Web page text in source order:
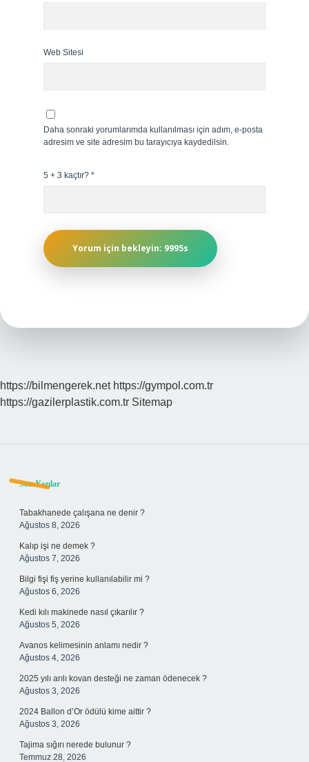
Web Sitesi
Daha sonraki yorumlarımda kullanılması için adım, e-posta
adresim ve site adresim bu tarayıcıya kaydedilsin.
5 + 3 kaçtır? *
https://bilmengerek.net https://gympol.com.tr
https://gazilerplastik.com.tr Sitemap
Sidebar
Son Yazılar
Tabakhanede çalışana ne denir ?
Ağustos 8, 2026
Kalıp işi ne demek ?
Ağustos 7, 2026
Bilgi fişi fiş yerine kullanılabilir mi ?
Ağustos 6, 2026
Kedi kılı makinede nasıl çıkarılır ?
Ağustos 5, 2026
Avanos kelimesinin anlamı nedir ?
Ağustos 4, 2026
2025 yılı arılı kovan desteği ne zaman ödenecek ?
Ağustos 3, 2026
2024 Ballon d’Or ödülü kime aittir ?
Ağustos 3, 2026
Tajima sığırı nerede bulunur ?
Temmuz 28, 2026